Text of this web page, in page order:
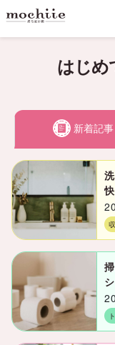
はじめ
新着記事